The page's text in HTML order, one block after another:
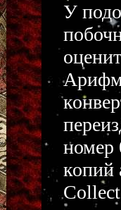
У
номер
копий